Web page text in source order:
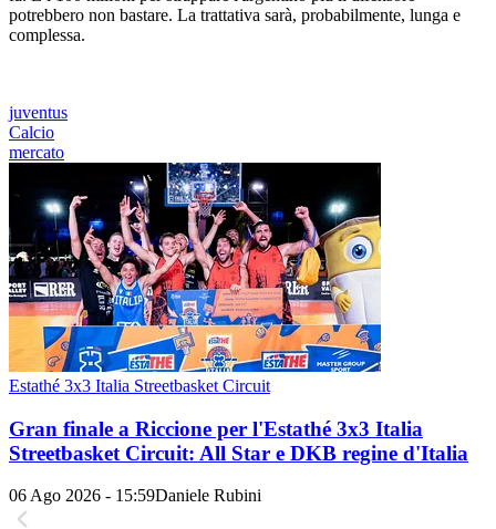
potrebbero non bastare. La trattativa sarà, probabilmente, lunga e
complessa.
juventus
Calcio
mercato
Estathé 3x3 Italia Streetbasket Circuit
Gran finale a Riccione per l'Estathé 3x3 Italia
Streetbasket Circuit: All Star e DKB regine d'Italia
06 Ago 2026 - 15:59Daniele Rubini